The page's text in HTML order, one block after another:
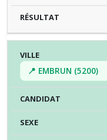
📍 EMBRUN (5200)